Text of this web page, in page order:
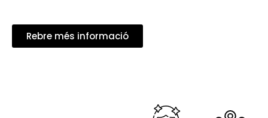
Rebre més informació